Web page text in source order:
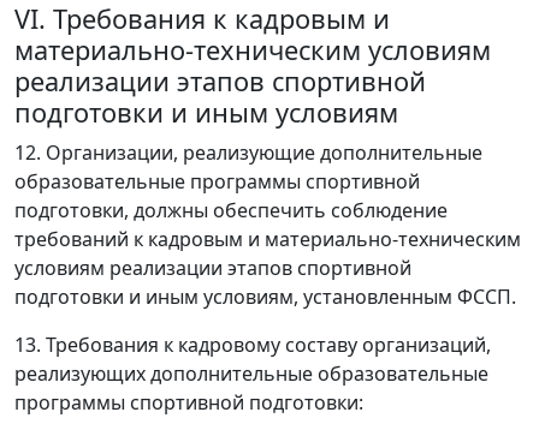
VI. Требования к кадровым и
материально-техническим условиям
реализации этапов спортивной
подготовки и иным условиям
12. Организации, реализующие дополнительные
образовательные программы спортивной
подготовки, должны обеспечить соблюдение
требований к кадровым и материально-техническим
условиям реализации этапов спортивной
подготовки и иным условиям, установленным ФССП.
13. Требования к кадровому составу организаций,
реализующих дополнительные образовательные
программы спортивной подготовки: